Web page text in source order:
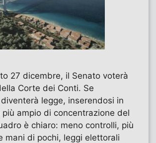
27 dicembre, il Senato voterà
Corte dei Conti. Se
legge, inserendosi in
più ampio di concentrazione del
è chiaro: meno controlli, più
mani di pochi, leggi elettorali